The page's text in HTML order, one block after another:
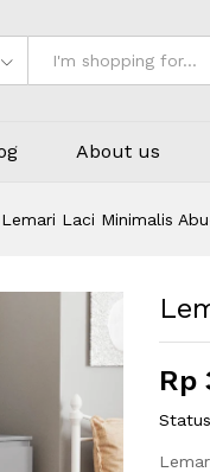
About us
Lemari Laci Minimalis
Rp